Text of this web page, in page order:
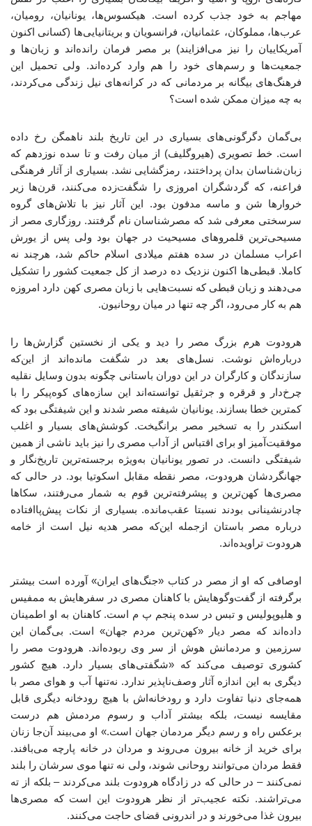
مهاجم به خود جذب کرده است. هیکسوس‌ها، یونانیان، رومیان،
عرب‌ها، مملوکان، عثمانیان، فرانسویان و بریتانیایی‌ها (کسانی اکنون
آمریکاییان را نیز می‌افزایند) بر مصر فرمان رانده‌اند و زبان‌ها و
جمعیت‌ها و رسم‌های خود را هم وارد کرده‌اند. ولی تحمیل این
فرهنگ‌های بیگانه بر مردمانی که در کرانه‌های نیل زندگی می‌کردند،
به چه میزان ممکن شده است؟
بی‌گمان دگرگونی‌های بسیاری در این تاریخ بلند ناهمگن رخ داده
است. خط تصویری (هیروگلیف) از میان رفت و تا سده نوزدهم که
زبان‌شناسان بدان پرداختند، رمزگشایی نشد. بسیاری از آثار فرهنگی
فراعنه، که گردشگران امروزی را شگفت‌زده می‌کنند، قرن‌ها زیر
خروارها شن و ماسه مدفون بود. این آثار نیز با تلاش‌های گروه
سرسختی معرفی شد که مصرشناسان نام گرفتند. روزگاری مصر از
مسیحی‌ترین قلمروهای مسیحیت در جهان بود ولی پس از یورش
اعراب مسلمان در سده هفتم میلادی اسلام حاکم شد، هرچند نه
کاملا. قبطی‌ها اکنون نزدیک ده درصد از کل جمعیت کشور را تشکیل
می‌دهند و زبان قبطی که نسبت‌هایی با زبان مصری کهن دارد امروزه
هم به کار می‌رود، اگر چه تنها در میان روحانیون.
هرودوت هرم بزرگ مصر را دید و یکی از نخستین گزارش‌ها را
درباره‌اش نوشت. نسل‌های بعد در شگفت مانده‌اند از این‌که
سازندگان و کارگران در این دوران باستانی چگونه بدون وسایل نقلیه
چرخ‌دار و قرقره و جرثقیل توانسته‌اند این سازه‌های کوه‌پیکر را با
کمترین خطا بسازند. یونانیان شیفته مصر شدند و این شیفتگی بود که
اسکندر را به تسخیر مصر برانگیخت. کوشش‌های بسیار و اغلب
موفقیت‌آمیز او برای اقتباس از آداب مصری را نیز باید ناشی از همین
شیفتگی دانست. در تصور یونانیان به‌ویژه برجسته‌ترین تاریخ‌نگار و
جهانگردشان هرودوت، مصر نقطه مقابل اسکوتیا بود. در حالی که
مصری‌ها کهن‌ترین و پیشرفته‌ترین قوم به شمار می‌رفتند، سکاها
چادرنشینانی بودند نسبتا عقب‌مانده. بسیاری از نکات پیش‌پاافتاده
درباره مصر باستان ازجمله این‌که مصر هدیه نیل است از خامه
هرودوت تراویده‌اند.
اوصافی که او از مصر در کتاب «جنگ‌های ایران» آورده است بیشتر
برگرفته از گفت‌وگوهایش با کاهنان مصری در سفرهایش به ممفیس
و هلیوپولیس و تبس در سده پنجم پ م است. کاهنان به او اطمینان
داده‌اند که مصر دیار «کهن‌ترین مردم جهان» است. بی‌گمان این
سرزمین و مردمانش هوش از سر وی ربوده‌اند. هرودوت مصر را
کشوری توصیف می‌کند که «شگفتی‌های بسیار دارد. هیچ کشور
دیگری به این اندازه آثار وصف‌ناپذیر ندارد. نه‌تنها آب و هوای مصر با
همه‌جای دنیا تفاوت دارد و رودخانه‌اش با هیچ رودخانه دیگری قابل
مقایسه نیست، بلکه بیشتر آداب و رسوم مردمش هم درست
برعکس راه و رسم دیگر مردمان جهان است.» او می‌بیند آن‌جا زنان
برای خرید از خانه بیرون می‌روند و مردان در خانه پارچه می‌بافند.
فقط مردان می‌توانند روحانی شوند، ولی نه تنها موی سرشان را بلند
نمی‌کنند – در حالی که در زادگاه هرودوت بلند می‌کردند – بلکه از ته
می‌تراشند. نکته عجیب‌تر از نظر هرودوت این است که مصری‌ها
بیرون غذا می‌خورند و در اندرونی قضای حاجت می‌کنند.